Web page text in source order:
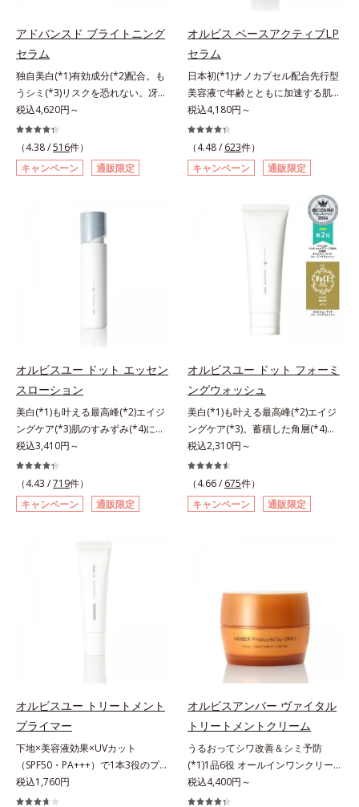
なツヤめきのある美肌に整えます。
*1 年齢を重ねた肌*2 オルビス内BB
クリームのカバー力
修成分（イソステアリン酸、イソス
テアロイル加水分解コラーゲン、イ
ソステアロイル加水分解シルク、ス
フィンゴ糖脂質、トコフェロール、
グリセリン、糖脂質、BG、イソス
テアリン酸、イソステアロイル加水
分解コラーゲン、イソステアロイル
加水分解シルク、スフィンゴ糖脂
質、トコフェロール、グリセリン、
ヒアルロン酸ヒドロキシプロピルト
リモニウム、フェノキシエタノー
ル）*2 髪の乾燥、乾燥によるパサ
つき*3 毛髪にうるおい、ハリを与
アドバンスド ブライトニング
セラム
独自美白(*1)有効成分(*2)配合。も
うシミ(*3)リスクを恐れない。冴え
わたる透明美肌(*4)へ。先端肌科学
が導く、透明感あふれる輝き(*4)
へ。今の自分の肌も未来の肌もあき
らめない、自分史上最高の冴えわた
る透明美肌(*4)を目指すには、美肌
ミを予防するお手入れを続けること
ーラ・オルビスグループ独自の美白
ミの原因になると考えられる“メラ
ニンの塊”を居座らせない(*1)、粉砕
と排出サポート(*5)の2ステップで
メラニンの蓄積を抑え、シミ・ソバ
カスを防ぎます。さらに、「アルテ
アネスレ(*6)」を配合し、うるおい
に満ちた自分本来の澄み渡るような
透明感を目指します。手に取った
時、なじませた時、後肌、と3段階
に変化するテクスチャーは、肌にす
ばやくなじみ、毎日の美白ケアを楽
しくする使いごこちを叶えました。
*1 メラニンの蓄積を抑え、シミ・
ソバカスを防ぐ*2 デクスパンテノ
と*4 うるおいによる透明感のある
肌*5 ターンオーバーを促進して、
メラニンの塊を微細化すること*6
アルテアエキス配合＝保湿成分各商
税込4,620円～
（4.38 /516件）
キャンペーン
通販限定
オルビス ベースアクティブLP
セラム
日本初(*1)ナノカプセル配合先行型
美容液で年齢とともに加速する肌悩
み(*2)にブレーキを。スキンケアの
打ち止め感に。年齢とともに加速す
る肌悩み(*2)にブレーキをかけ、化
粧水前の土台(*3)づくりで、うるお
いに満ち満ちた内側から弾むような
ハリ肌へ。化粧水は二度塗りしない
と不安…。いろいろケアしているの
に、あと一歩肌悩みが晴れない…。
そんな大人の肌悩みにアプローチす
る先行型美容液です。日本初(*1)、
毛穴約1/1000ナノサイズの極小カ
プセルの表面は肌になじみやすい構
造(*4)。内包した美容成分(*5)の浸
おいの通り道”を作って化粧水のな
じみ感をUP。化粧水前に使うこと
で、普段の化粧水の手ごたえをより
実感できる、しっとり整った肌状態
へ。化粧水前に2プッシュ使うだけ
で、うるおいのすき間にぐんぐん入
り込み、うるおいで満ち満ちたハリ
のある美肌へと整えます。*1 クチ
ナシ果実エキス、ハトムギ種子エキ
ス、ユズ果実エキス、水添レシチ
るおい不足など*3 お手入れのファ
ーストステップのこと*4 細胞間脂
質に類似した構造*5 保湿成分
税込4,180円～
（4.48 / 623件）
キャンペーン
通販限定
オルビスユー ドット エッセン
スローション
美白(*1)も叶える最高峰(*2)エイジ
ングケア(*3)肌のすみずみ(*4)にし
みわたるうるおい充満ローション。
ハリも透明感(*5)も結果主義。年齢
サイン(*6)の因子に着目した肌科学
エイジングケア(*3)シリーズ。オル
ビスユー ドットシリーズは、年齢
ではなく、肌で起きていることの根
本原因に着目。加齢とともに現れる
年齢サインについて研究を進めたと
ころ、弾力感のない状態である「ハ
そこでオルビスユー ドットシリー
ズは美容成分(*8)として「G.D.F.ア
クティベーター(*9)」を配合。そし
て、従来から配合している美白(*1)
有効成分「トラネキサム酸」を配合
しました。さらに、シリーズ共通の
美容成分「GLルートブースター
(*10)」を配合することで、肌のふ
税込3,410円～
（4.43 /719件）
キャンペーン
通販限定
オルビスユー ドット フォーミ
ングウォッシュ
美白(*1)も叶える最高峰(*2)エイジ
ングケア(*3)。蓄積した角層(*4)を
絡めとりくすみ(*5)を晴らす高密着
マイルドピーリング(*6)洗顔料。ハ
リも透明感(*7)も結果主義。年齢サ
イン(*8)の因子に着目した肌科学エ
イジングケア(*3)シリーズ。オルビ
齢サインについて研究を進めたとこ
ろ、弾力感のない状態である「ハリ
のなさ」や、くすみ(*5)などが現れ
ている状態である「透明感のなさ」
が、大人の肌印象に大きな影響を与
えていることがわかりました。そこ
でオルビスユー ドットシリーズは
美容成分(*9)として「G.D.F.アクテ
ィベーター(*10)」を配合。そし
て、従来から配合している美白(*1)
有効成分「トラネキサム酸」を配合
しました。さらに、シリーズ共通の
美容成分「GLルートブースター
税込2,310円～
（4.66 / 675件）
キャンペーン
通販限定
オルビスユー トリートメント
プライマー
下地×美容液効果×UVカット
（SPF50・PA+++）で1本3役のプラ
イマー。凹凸をつるんとなめらかに
(*1)整え、化粧ノリUPの高機能化粧
税込1,760円
オルビスアンバー ヴァイタル
トリートメントクリーム
うるおってシワ改善＆シミ予防
(*1)1品6役 オールインワンクリー
ム。オルビスアンバーは、いつも⾃
然体で美しくありたいと願う⼤⼈世
税込4,400円～